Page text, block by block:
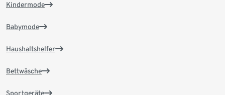
Kindermode
Babymode
Haushaltshelfer
Bettwäsche
Sportgeräte